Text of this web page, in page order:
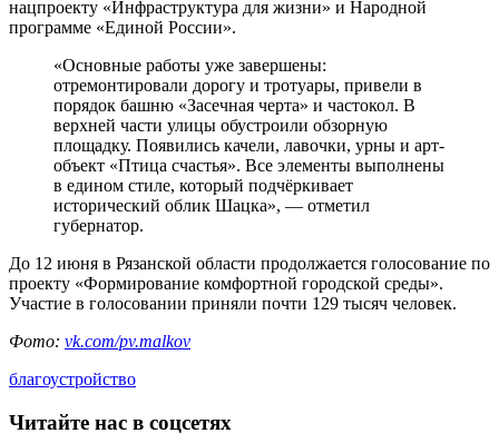
нацпроекту «Инфраструктура для жизни» и Народной
программе «Единой России».
«Основные работы уже завершены:
отремонтировали дорогу и тротуары, привели в
порядок башню «Засечная черта» и частокол. В
верхней части улицы обустроили обзорную
площадку. Появились качели, лавочки, урны и арт-
объект «Птица счастья». Все элементы выполнены
в едином стиле, который подчёркивает
исторический облик Шацка», — отметил
губернатор.
До 12 июня в Рязанской области продолжается голосование по
проекту «Формирование комфортной городской среды».
Участие в голосовании приняли почти 129 тысяч человек.
Фото: vk.com/pv.malkov
благоустройство
Читайте нас в соцсетях